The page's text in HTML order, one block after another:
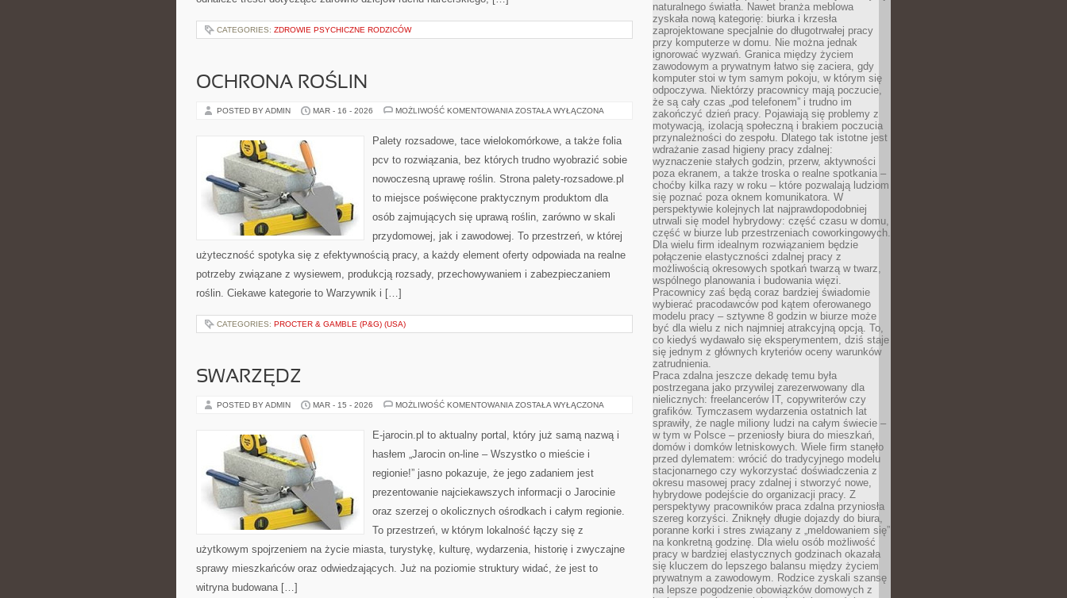
CATEGORIES: ZDROWIE PSYCHICZNE RODZICÓW
OCHRONA ROŚLIN
POSTED BY ADMIN MAR - 16 - 2026 MOŻLIWOŚĆ KOMENTOWANIA OCHRONA
ZOSTAŁA WYŁĄCZONA
Palety rozsadowe, tace wielokomórkowe, a także folia
pcv to rozwiązania, bez których trudno wyobrazić sobie
nowoczesną uprawę roślin. Strona palety-rozsadowe.pl
to miejsce poświęcone praktycznym produktom dla
osób zajmujących się uprawą roślin, zarówno w skali
przydomowej, jak i zawodowej. To przestrzeń, w której
użyteczność spotyka się z efektywnością pracy, a każdy element oferty odpowiada na realne
potrzeby związane z wysiewem, produkcją rozsady, przechowywaniem i zabezpieczaniem
roślin. Ciekawe kategorie to Warzywnik i […]
CATEGORIES: PROCTER & GAMBLE (P&G) (USA)
SWARZĘDZ
POSTED BY ADMIN MAR - 15 - 2026 MOŻLIWOŚĆ KOMENTOWANIA SWARZĘDZ
ZOSTAŁA WYŁĄCZONA
E-jarocin.pl to aktualny portal, który już samą nazwą i
hasłem „Jarocin on-line – Wszystko o mieście i
regionie!” jasno pokazuje, że jego zadaniem jest
prezentowanie najciekawszych informacji o Jarocinie
oraz szerzej o okolicznych ośrodkach i całym regionie.
To przestrzeń, w którym lokalność łączy się z
użytkowym spojrzeniem na życie miasta, turystykę, kulturę, wydarzenia, historię i zwyczajne
sprawy mieszkańców oraz odwiedzających. Już na poziomie struktury widać, że jest to
witryna budowana […]
naturalnego światła. Nawet branża meblowa
zyskała nową kategorię: biurka i krzesła
zaprojektowane specjalnie do długotrwałej pracy
przy komputerze w domu. Nie można jednak
ignorować wyzwań. Granica między życiem
zawodowym a prywatnym łatwo się zaciera, gdy
komputer stoi w tym samym pokoju, w którym się
odpoczywa. Niektórzy pracownicy mają poczucie,
że są cały czas „pod telefonem” i trudno im
zakończyć dzień pracy. Pojawiają się problemy z
motywacją, izolacją społeczną i brakiem poczucia
przynależności do zespołu. Dlatego tak istotne jest
wdrażanie zasad higieny pracy zdalnej:
wyznaczenie stałych godzin, przerw, aktywności
poza ekranem, a także troska o realne spotkania –
choćby kilka razy w roku – które pozwalają ludziom
się poznać poza oknem komunikatora. W
perspektywie kolejnych lat najprawdopodobniej
utrwali się model hybrydowy: część czasu w domu,
część w biurze lub przestrzeniach coworkingowych.
Dla wielu firm idealnym rozwiązaniem będzie
połączenie elastyczności zdalnej pracy z
możliwością okresowych spotkań twarzą w twarz,
wspólnego planowania i budowania więzi.
Pracownicy zaś będą coraz bardziej świadomie
wybierać pracodawców pod kątem oferowanego
modelu pracy – sztywne 8 godzin w biurze może
być dla wielu z nich najmniej atrakcyjną opcją. To,
co kiedyś wydawało się eksperymentem, dziś staje
się jednym z głównych kryteriów oceny warunków
zatrudnienia.
Praca zdalna jeszcze dekadę temu była
postrzegana jako przywilej zarezerwowany dla
nielicznych: freelancerów IT, copywriterów czy
grafików. Tymczasem wydarzenia ostatnich lat
sprawiły, że nagle miliony ludzi na całym świecie –
w tym w Polsce – przeniosły biura do mieszkań,
domów i domków letniskowych. Wiele firm stanęło
przed dylematem: wrócić do tradycyjnego modelu
stacjonarnego czy wykorzystać doświadczenia z
okresu masowej pracy zdalnej i stworzyć nowe,
hybrydowe podejście do organizacji pracy. Z
perspektywy pracowników praca zdalna przyniosła
szereg korzyści. Zniknęły długie dojazdy do biura,
poranne korki i stres związany z „meldowaniem się”
na konkretną godzinę. Dla wielu osób możliwość
pracy w bardziej elastycznych godzinach okazała
się kluczem do lepszego balansu między życiem
prywatnym a zawodowym. Rodzice zyskali szansę
na lepsze pogodzenie obowiązków domowych z